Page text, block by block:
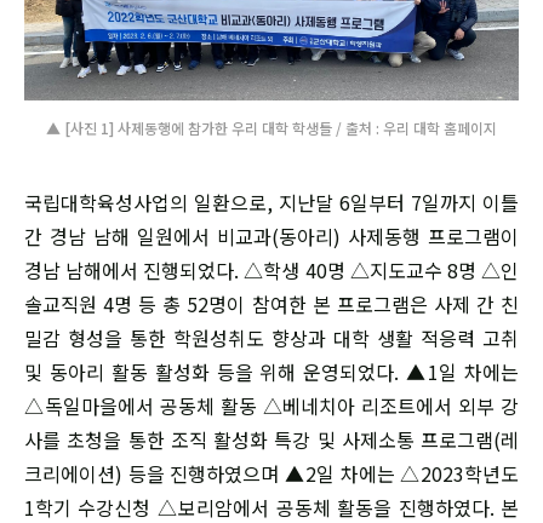
▲ [사진 1] 사제동행에 참가한 우리 대학 학생들 / 출처 : 우리 대학 홈페이지
국립대학육성사업의 일환으로, 지난달 6일부터 7일까지 이틀
간 경남 남해 일원에서 비교과(동아리) 사제동행 프로그램이
경남 남해에서 진행되었다. △학생 40명 △지도교수 8명 △인
솔교직원 4명 등 총 52명이 참여한 본 프로그램은 사제 간 친
밀감 형성을 통한 학원성취도 향상과 대학 생활 적응력 고취
및 동아리 활동 활성화 등을 위해 운영되었다. ▲1일 차에는
△독일마을에서 공동체 활동 △베네치아 리조트에서 외부 강
사를 초청을 통한 조직 활성화 특강 및 사제소통 프로그램(레
크리에이션) 등을 진행하였으며 ▲2일 차에는 △2023학년도
1학기 수강신청 △보리암에서 공동체 활동을 진행하였다. 본